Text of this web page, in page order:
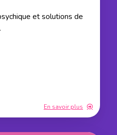
et solutions de
En savoir plus